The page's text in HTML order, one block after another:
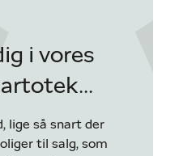
i vores
lige så snart der
til salg, som